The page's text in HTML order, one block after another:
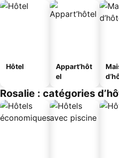
Hôtel
Appart’hôt
el
Rosalie : catégories